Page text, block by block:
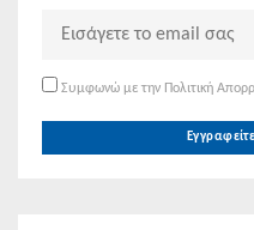
Συμφωνώ με την Πολιτική